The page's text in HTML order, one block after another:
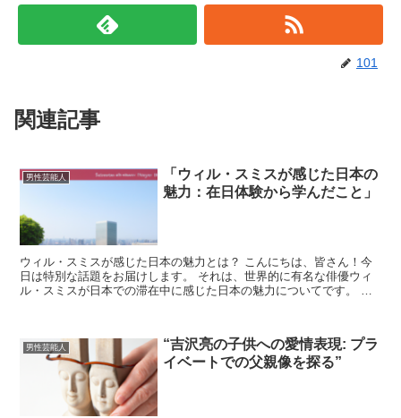
101
関連記事
男性芸能人
「ウィル・スミスが感じた日本の
魅力：在日体験から学んだこと」
ウィル・スミスが感じた日本の魅力とは？ こんにちは、皆さん！今
日は特別な話題をお届けします。 それは、世界的に有名な俳優ウィ
ル・スミスが日本での滞在中に感じた日本の魅力についてです。 ウ
男性芸能人
“吉沢亮の子供への愛情表現: プラ
イベートでの父親像を探る”